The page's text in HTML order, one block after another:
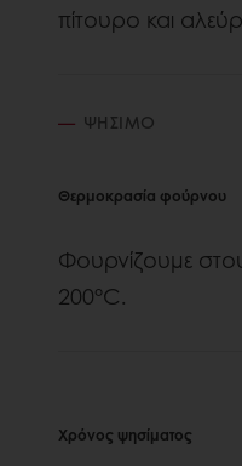
πίτουρο και
ΨΉΣΙΜΟ
Θερμοκρασία φούρνου
Φουρνίζουμε
200°C.
Χρόνος ψησίματος